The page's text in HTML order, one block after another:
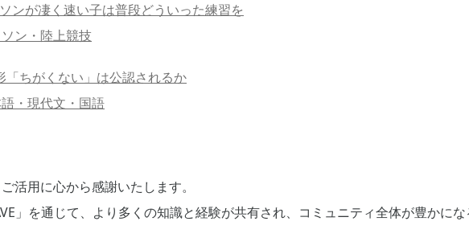
ンが凄く速い子は普段どういった練習を
ン・陸上競技
「ちがくない」は公認されるか
・現代文・国語
活用に心から感謝いたします。
」を通じて、より多くの知識と経験が共有され、コミュニティ全体が豊かに